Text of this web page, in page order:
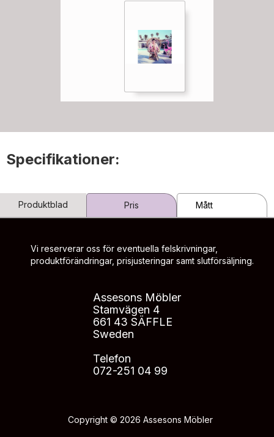
Specifikationer:
Produktblad Pris Mått
Vi reserverar oss för eventuella felskrivningar,
produktförändringar, prisjusteringar samt slutförsäljning.
Assesons Möbler
Stamvägen 4
661 43 SÄFFLE
Sweden
Telefon
072-251 04 99
Copyright © 2026 Assesons Möbler